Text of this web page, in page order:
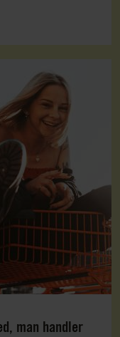
man handler